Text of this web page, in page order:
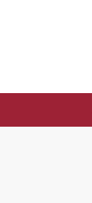
springen